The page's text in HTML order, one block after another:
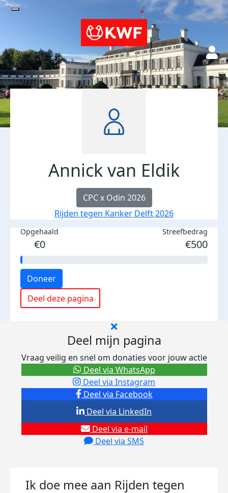
Annick van Eldik
CPC x Odin 2026
Rijden tegen Kanker Delft 2026
Opgehaald
€0
Streefbedrag
€500
Doneer
Deel deze pagina
Deel mijn pagina
Vraag veilig en snel om donaties voor jouw actie
Deel via Facebook
Deel via Instagram
Deel via e-mail
Deel via SMS
Deel via LinkedIn
Deel via WhatsApp
Ik doe mee aan Rijden tegen